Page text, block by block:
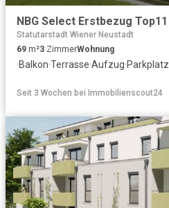
Statutarstadt Wiener Neustadt
69 m²3 ZimmerWohnung
·Balkon·Terrasse·Aufzug·Parkplatz
Seit 3 Wochen bei Immobilienscout24